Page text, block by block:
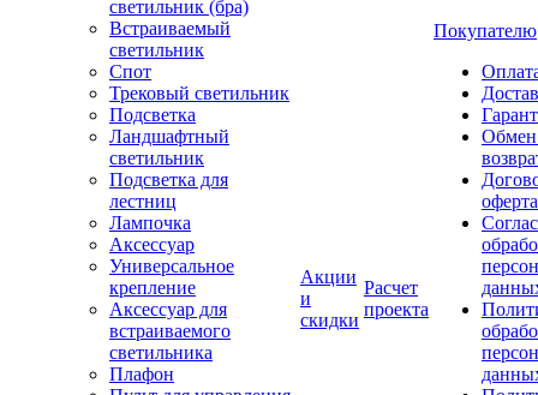
светильник (бра)
Встраиваемый
светильник
Спот
Трековый светильник
Подсветка
Ландшафтный
светильник
Подсветка для
лестниц
Лампочка
Аксессуар
Универсальное
крепление
Аксессуар для
встраиваемого
светильника
Плафон
Акции
и
скидки
Расчет
проекта
Покупателю
оферта